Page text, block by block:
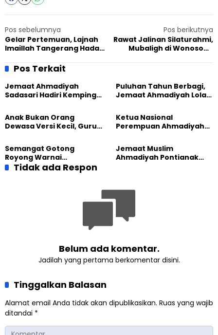
Pos sebelumnya
Gelar Pertemuan, Lajnah
Imaillah Tangerang Hadapi
Islami
Pos berikutnya
Rawat Jalinan Silaturahmi,
Mubaligh di Wonosobo
IAIN Sultan Amai Gorontalo
Pos Terkait
Jemaat Ahmadiyah
Sadasari Hadiri Kemping
Majalengka
Puluhan Tahun Berbagi,
Jemaat Ahmadiyah Lolak
Sembako kepada Warga
Anak Bukan Orang
Dewasa Versi Kecil, Guru
Pendidikan BERLIAN
Ketua Nasional
Perempuan Ahmadiyah
Besar Universitas
Terbuka
Semangat Gotong
Royong Warnai
Pembangunan Kembali
Jemaat Muslim
Ahmadiyah Pontianak
Tidak ada Respon
Belum ada komentar.
Jadilah yang pertama berkomentar disini.
Tinggalkan Balasan
Alamat email Anda tidak akan dipublikasikan. Ruas yang wajib
ditandai *